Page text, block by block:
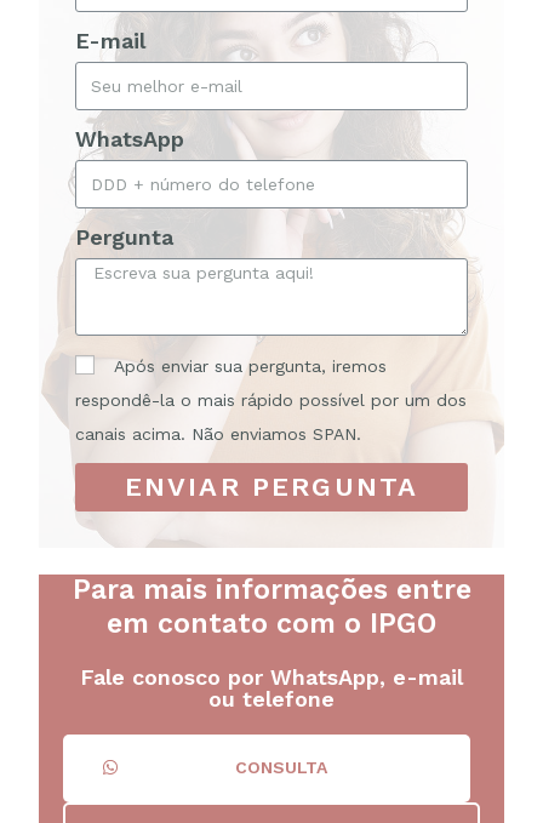
E-mail
WhatsApp
Pergunta
Após enviar sua pergunta, iremos
respondê-la o mais rápido possível por um dos
canais acima. Não enviamos SPAN.
ENVIAR PERGUNTA
Para mais informações entre
em contato com o IPGO
Fale conosco por WhatsApp, e-mail
ou telefone
CONSULTA